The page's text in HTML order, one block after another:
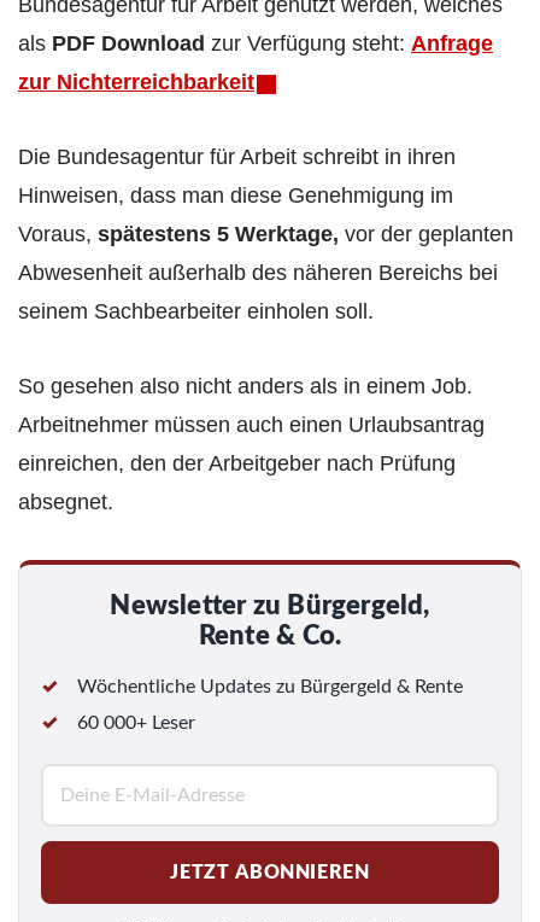
Bundesagentur für Arbeit genutzt werden, welches
als PDF Download zur Verfügung steht: Anfrage
zur Nichterreichbarkeit
Die Bundesagentur für Arbeit schreibt in ihren
Hinweisen, dass man diese Genehmigung im
Voraus, spätestens 5 Werktage, vor der geplanten
Abwesenheit außerhalb des näheren Bereichs bei
seinem Sachbearbeiter einholen soll.
So gesehen also nicht anders als in einem Job.
Arbeitnehmer müssen auch einen Urlaubsantrag
einreichen, den der Arbeitgeber nach Prüfung
absegnet.
Newsletter zu Bürgergeld,
Rente & Co.
Wöchentliche Updates zu Bürgergeld & Rente
60 000+ Leser
M
a
i
JETZT ABONNIEREN